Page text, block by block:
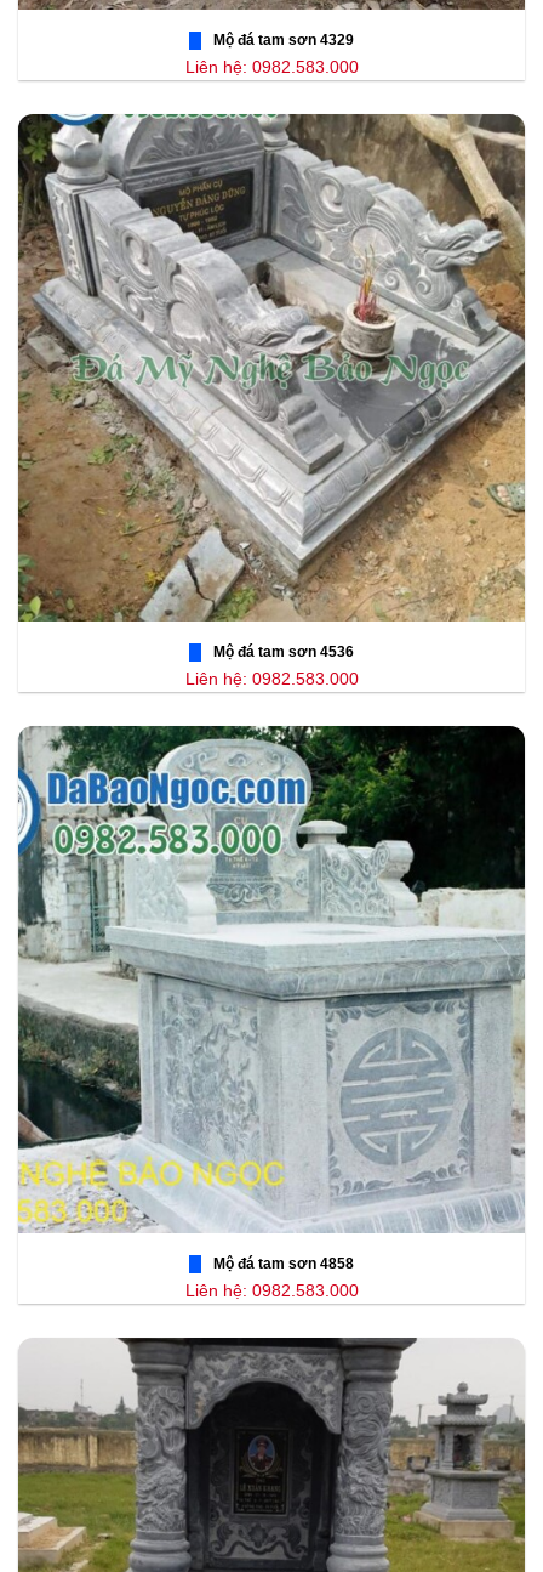
Mộ đá tam sơn 4329
Liên hệ: 0982.583.000
Mộ đá tam sơn 4536
Liên hệ: 0982.583.000
Mộ đá tam sơn 4858
Liên hệ: 0982.583.000